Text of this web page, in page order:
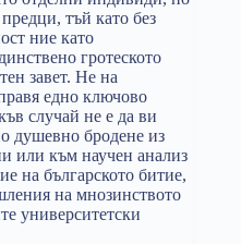
тъй като без
ние като
гротеското
завет. Не на
едно ключово
случай не е да ви
душевно бродене из
или към научен анализ
на българското битие,
на мнозинството
университетски